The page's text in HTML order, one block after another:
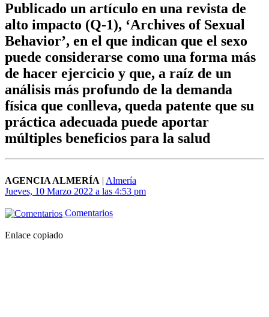
Publicado un artículo en una revista de
alto impacto (Q-1), ‘Archives of Sexual
Behavior’, en el que indican que el sexo
puede considerarse como una forma más
de hacer ejercicio y que, a raíz de un
análisis más profundo de la demanda
física que conlleva, queda patente que su
práctica adecuada puede aportar
múltiples beneficios para la salud
AGENCIA ALMERÍA | Almería
Jueves, 10 Marzo 2022 a las 4:53 pm
Comentarios
Enlace copiado